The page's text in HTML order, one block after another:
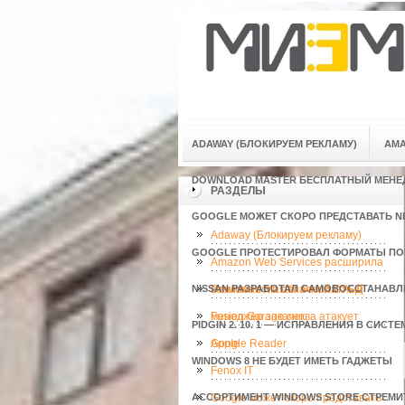
ADAWAY (БЛОКИРУЕМ РЕКЛАМУ)
DOWNLOAD MASTER БЕСПЛАТНЫЙ
GOOGLE МОЖЕТ СКОРО ПРЕДСТАВАТЬ
GOOGLE ПРОТЕСТИРОВАЛ ФОРМАТЫ
NISSAN РАЗРАБОТАЛ
PIDGIN 2. 10. 1 — ИСПРАВЛЕНИЯ В
WINDOWS 8 НЕ БУДЕТ ИМЕТЬ ГАДЖЕТЫ
АССОРТИМЕНТ WINDOWS STORE
РАЗДЕЛЫ
Adaway (Блокируем рекламу)
Amazon Web Services расширила
возможности облачной СУБД
Download Master бесплатный
менеджер закачек
Fusion Garage снова атакует
Apple
Google Reader
Fenox IT
Google может скоро представать